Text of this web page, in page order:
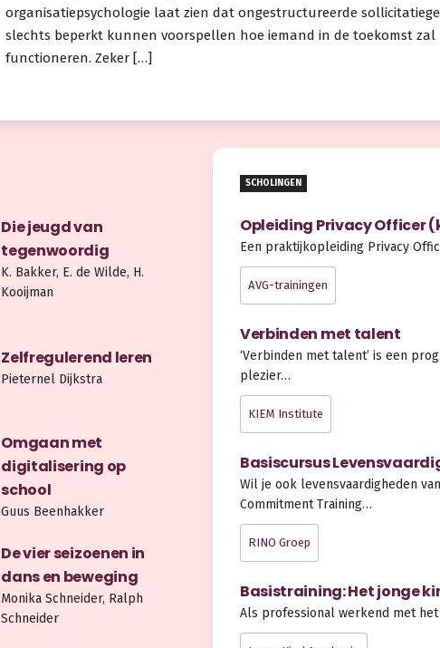
organisatiepsychologie laat zien dat ongestructureerde
slechts beperkt kunnen voorspellen hoe iemand in de toekomst zal
functioneren. Zeker […]
Die jeugd van
tegenwoordig
K. Bakker, E. de Wilde, H.
Kooijman
Zelfregulerend leren
Pieternel Dijkstra
Omgaan met
digitalisering op
school
Guus Beenhakker
De vier seizoenen in
dans en beweging
Monika Schneider, Ralph
Schneider
SCHOLINGEN
Opleiding Privacy Officer
Een praktijkopleiding Privacy
AVG-trainingen
Verbinden met talent
‘Verbinden met talent’ is een
plezier…
KIEM Institute
Basiscursus
Wil je ook levensvaardigheden
Commitment Training…
RINO Groep
Basistraining: Het jonge
Als professional werkend met